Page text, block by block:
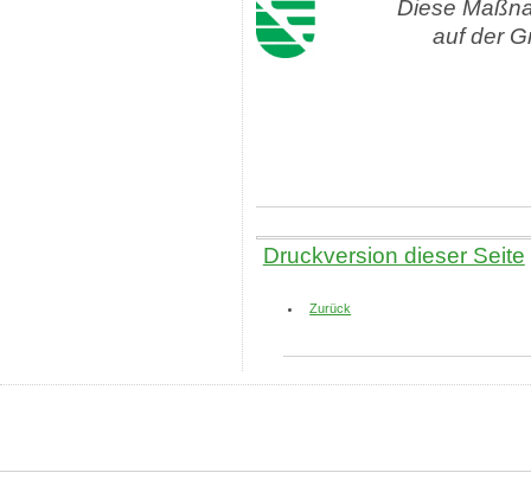
Diese
auf der
Druckversion dieser Seite
Zurück